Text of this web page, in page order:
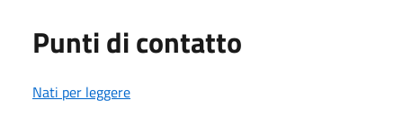
Punti di contatto
Nati per leggere